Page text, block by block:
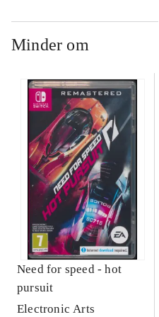
Minder om
Need for speed - hot
pursuit
Electronic Arts